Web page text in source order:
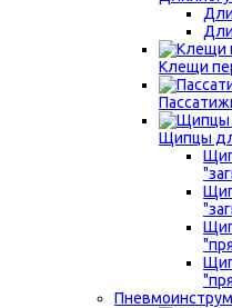
Клещи
Щипцы